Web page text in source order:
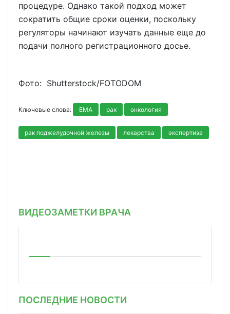
процедуре. Однако такой подход может
сократить общие сроки оценки, поскольку
регуляторы начинают изучать данные еще до
подачи полного регистрационного досье.
Фото: Shutterstoсk/FOTODOM
Ключевые слова: EMA рак онкология
рак поджелудочной железы лекарства экспертиза
ВИДЕОЗАМЕТКИ ВРАЧА
ПОСЛЕДНИЕ НОВОСТИ